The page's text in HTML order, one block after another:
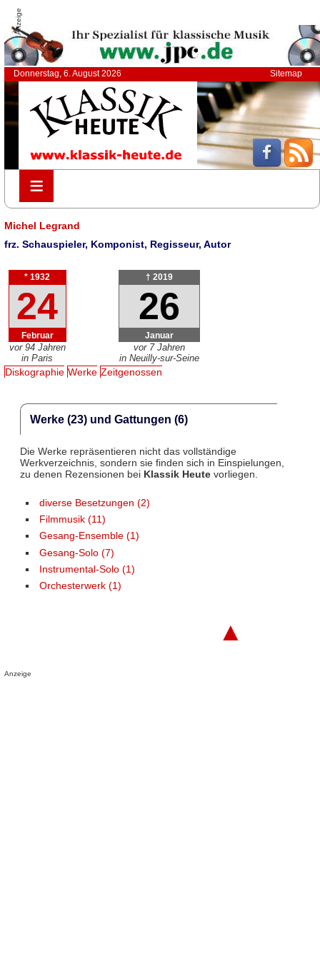
Anzeige
Donnerstag, 6. August 2026 Sitemap
≡
≡
Michel Legrand
frz. Schauspieler, Komponist, Regisseur, Autor
* 1932
24
Februar
vor 94 Jahren
in Paris
† 2019
26
Januar
vor 7 Jahren
in Neuilly-sur-Seine
Diskographie Werke Zeitgenossen
Werke (23) und Gattungen (6)
Die Werke repräsentieren nicht das vollständige
Werkverzeichnis, sondern sie finden sich in Einspielungen,
zu denen Rezensionen bei Klassik Heutevorliegen.
diverse Besetzungen (2)
Filmmusik (11)
Gesang-Ensemble (1)
Gesang-Solo (7)
Instrumental-Solo (1)
Orchesterwerk (1)
▲
Anzeige